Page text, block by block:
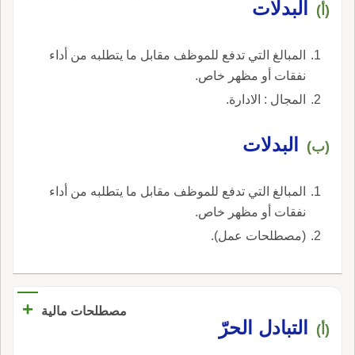
(أ) البدلات
المبالغ التي تدفع للموظف مقابل ما يتطلبه من أداء
نفقات أو مظهر خاص.
المجال : الادارة.
(ب) البدلات
المبالغ التي تدفع للموظف مقابل ما يتطلبه من أداء
نفقات أو مظهر خاص.
(مصطلحات عمل).
مصطلحات مالية +
(أ) التبادل الحرّ